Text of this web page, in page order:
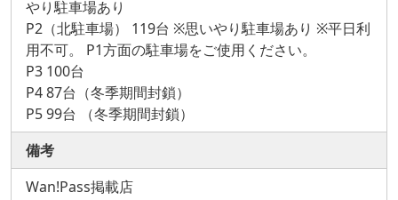
やり駐車場あり
P2（北駐車場） 119台 ※思いやり駐車場あり ※平日利
用不可。 P1方面の駐車場をご使用ください。
P3 100台
P4 87台（冬季期間封鎖）
P5 99台 （冬季期間封鎖）
備考
Wan!Pass掲載店